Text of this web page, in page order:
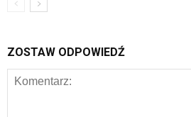
ZOSTAW ODPOWIEDŹ